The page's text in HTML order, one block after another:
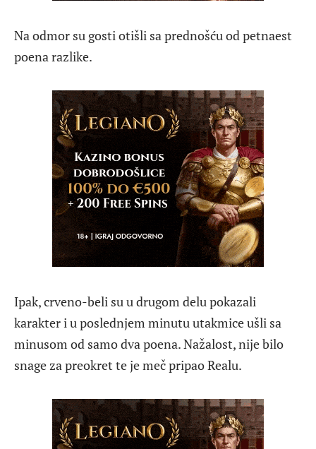
Na odmor su gosti otišli sa prednošću od petnaest
poena razlike.
Ipak, crveno-beli su u drugom delu pokazali
karakter i u poslednjem minutu utakmice ušli sa
minusom od samo dva poena. Nažalost, nije bilo
snage za preokret te je meč pripao Realu.